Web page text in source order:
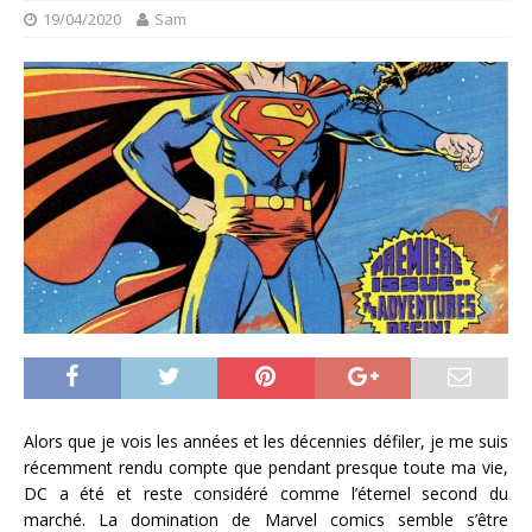
19/04/2020 Sam
Alors que je vois les années et les décennies défiler, je me suis
récemment rendu compte que pendant presque toute ma vie,
DC a été et reste considéré comme l’éternel second du
marché. La domination de Marvel comics semble s’être